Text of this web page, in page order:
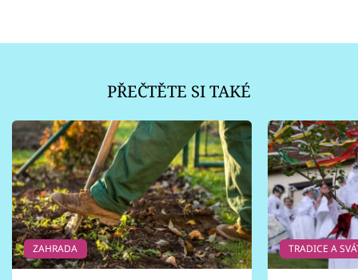
PŘEČTĚTE SI TAKÉ
ZAHRADA TRADICE A